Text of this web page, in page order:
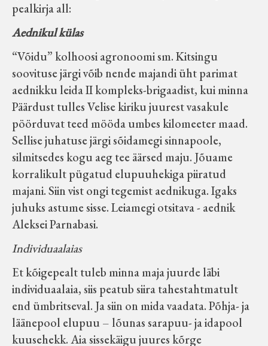
pealkirja all:
Aednikul külas
“Võidu” kolhoosi agronoomi sm. Kitsingu
soovituse järgi võib nende majandi üht parimat
aednikku leida II kompleks-brigaadist, kui minna
Päärdust tulles Velise kiriku juurest vasakule
pöörduvat teed mööda umbes kilomeeter maad.
Sellise juhatuse järgi sõidamegi sinnapoole,
silmitsedes kogu aeg tee äärsed maju. Jõuame
korralikult pügatud elupuuhekiga piiratud
majani. Siin vist ongi tegemist aednikuga. Igaks
juhuks astume sisse. Leiamegi otsitava - aednik
Aleksei Parnabasi.
Individuaalaias
Et kõigepealt tuleb minna maja juurde läbi
individuaalaia, siis peatub siira tahestahtmatult
end ümbritseval. Ja siin on mida vaadata. Põhja- ja
läänepool elupuu – lõunas sarapuu- ja idapool
kuusehekk. Aia sissekäigu juures kõrge